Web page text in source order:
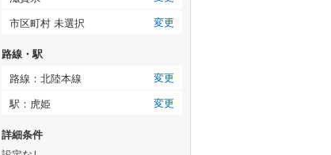
市区町村 未選択
変更
路線・駅
路線：北陸本線
変更
駅：虎姫
変更
詳細条件